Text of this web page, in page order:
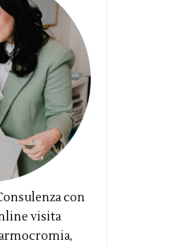
con
visita